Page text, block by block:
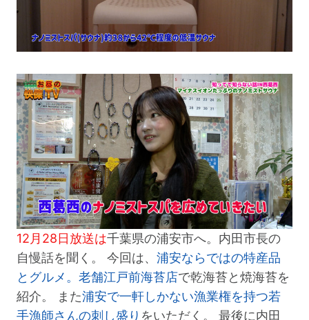
12月28日放送は千葉県の浦安市へ。内田市長の
自慢話を聞く。 今回は、 浦安ならではの特産品
とグルメ。老舗江戸前海苔店で乾海苔と焼海苔を
紹介。 また浦安で一軒しかない漁業権を持つ若
手漁師さんの刺し盛り をいただく。 最後に内田